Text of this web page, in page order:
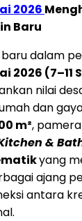
2026
Baru
dalam
2026 (7–11
nilai
dan
m²,
&
yang
ajang
antara